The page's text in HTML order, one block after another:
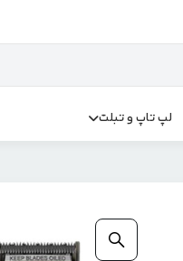
لپ تاپ و تبلت
بزرگنمایی محصول